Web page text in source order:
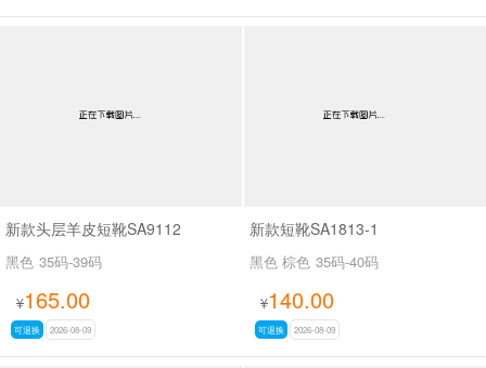
新款头层羊皮短靴SA9112
黑色 35码-39码
¥165.00
可退换 2026-08-09
新款短靴SA1813-1
黑色 棕色 35码-40码
¥140.00
可退换 2026-08-09